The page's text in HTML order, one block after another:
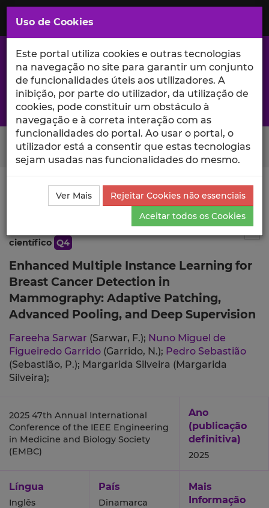
Saltar
para
Conteúdo
Principal
A excelência da investigação e ciência no Iscte
Search Button
Ciência_Iscte Publicações
Descrição Detalhada da
Publicação
científico Q4
Enhanced Multiple Instance Learning for
Breast Cancer Detection in
Mammography: Adaptive Patching,
Advanced Pooling, and Deep Supervision
Fareeha Sarwar (Sarwar, F.); Nuno Miguel de
Figueiredo Garrido (Garrido, N.); Pedro Sebastião
(Sebastião, P.); Margarida Silveira (Margarida
Silveira);
2025 47th Annual International
Conference of the IEEE Engineering
in Medicine and Biology Society
(EMBC)
Ano
(publicação
definitiva)
2025
Língua
Inglês
País
Dinamarca
Mais
Informação
Uso de Cookies
Este portal utiliza cookies e outras tecnologias
na navegação no site para garantir um conjunto
de funcionalidades úteis aos utilizadores. A
inibição, por parte do utilizador, da utilização de
cookies, pode constituir um obstáculo à
navegação e à correta interação com as
funcionalidades do portal. Ao usar o portal, o
utilizador está a consentir que estas tecnologias
sejam usadas nas funcionalidades do mesmo.
Ver Mais
Rejeitar Cookies não essenciais
Aceitar todos os Cookies